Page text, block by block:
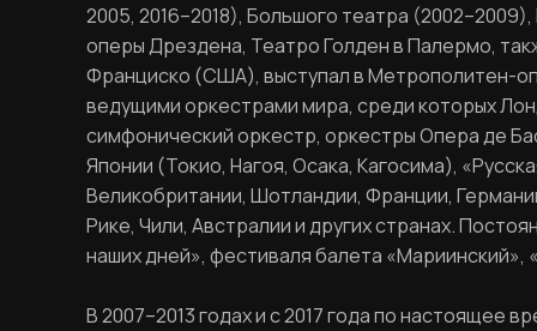
2005, 2016–2018), Большого театра
оперы Дрездена, Театро Голден в Палермо,
Франциско (США), выступал в Метрополитен-
ведущими оркестрами мира, среди которых
симфонический оркестр, оркестры Опера де
Японии (Токио, Нагоя, Осака, Кагосима),
Великобритании, Шотландии, Франции,
Рике, Чили, Австралии и других странах.
наших дней», фестиваля балета
В 2007–2013 годах и с 2017 года по настоящее